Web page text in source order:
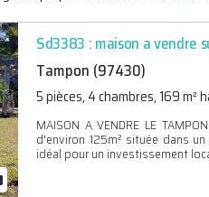
Sd3383 : maison a vendre
Tampon (97430)
5 pièces, 4 chambres, 169 m²
MAISON A VENDRE LE
d'environ 125m² située dans
idéal pour un investissement